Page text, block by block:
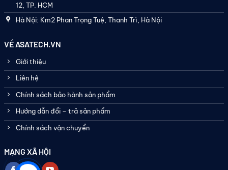
12, TP. HCM
Hà Nội: Km2 Phan Trọng Tuệ, Thanh Trì, Hà Nội
VỀ ASATECH.VN
Giới thiệu
Liên hệ
Chính sách bảo hành sản phẩm
Hướng dẫn đổi – trả sản phẩm
Chính sách vận chuyển
MẠNG XÃ HỘI